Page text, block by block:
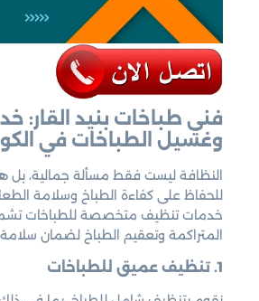
فني طباخات بنيد القار:
وغسيل الطباخات في
النظافة ليست فقط مسألة جمالية، بل
للحفاظ على كفاءة الطباخ وسلامة
خدمات تنظيف متخصصة للطباخات
المتراكمة وتعقيم الطباخ لضمان
1. تنظيف عميق للطباخات